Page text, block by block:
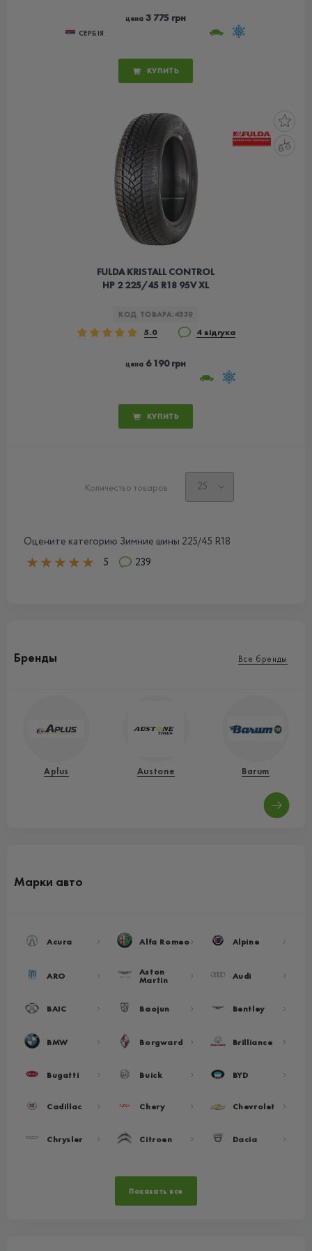
цена 3 775 грн
СЕРБІЯ
КУПИТЬ
FULDA KRISTALL CONTROL
HP 2 225/45 R18 95V XL
КОД ТОВАРА:4339
5.0 4 відгука
цена 6 190 грн
КУПИТЬ
Количество товаров
Оцените категорию Зимние шины 225/45 R18
5
239
Бренды Все бренды
Aplus Austone Barum
Марки авто
Acura Alfa Romeo Alpine
ARO Aston
Martin Audi
BAIC Baojun Bentley
BMW Borgward Brilliance
Bugatti Buick BYD
Cadillac Chery Chevrolet
Chrysler Citroen Dacia
Показать все